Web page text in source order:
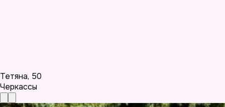
Тетяна, 50
Черкассы